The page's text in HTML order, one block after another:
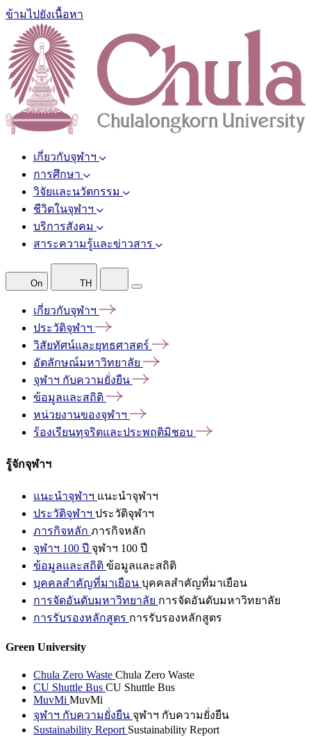
ข้ามไปยังเนื้อหา
เกี่ยวกับจุฬาฯ
การศึกษา
วิจัยและนวัตกรรม
ชีวิตในจุฬาฯ
บริการสังคม
สาระความรู้และข่าวสาร
On TH
เกี่ยวกับจุฬาฯ
ประวัติจุฬาฯ
วิสัยทัศน์และยุทธศาสตร์
อัตลักษณ์มหาวิทยาลัย
จุฬาฯ กับความยั่งยืน
ข้อมูลและสถิติ
หน่วยงานของจุฬาฯ
ร้องเรียนทุจริตและประพฤติมิชอบ
รู้จักจุฬาฯ
แนะนำจุฬาฯ แนะนำจุฬาฯ
ประวัติจุฬาฯ ประวัติจุฬาฯ
ภารกิจหลัก ภารกิจหลัก
จุฬาฯ 100 ปี จุฬาฯ 100 ปี
ข้อมูลและสถิติ ข้อมูลและสถิติ
บุคคลสำคัญที่มาเยือน บุคคลสำคัญที่มาเยือน
การจัดอันดับมหาวิทยาลัย การจัดอันดับมหาวิทยาลัย
การรับรองหลักสูตร การรับรองหลักสูตร
Green University
Chula Zero Waste Chula Zero Waste
CU Shuttle Bus CU Shuttle Bus
MuvMi MuvMi
จุฬาฯ กับความยั่งยืน จุฬาฯ กับความยั่งยืน
Sustainability Report Sustainability Report